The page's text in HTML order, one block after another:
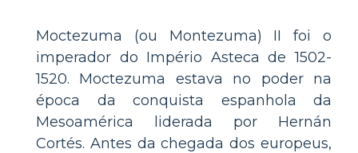
Moctezuma (ou Montezuma) II foi o
imperador do Império Asteca de 1502-
1520. Moctezuma estava no poder na
época da conquista espanhola da
Mesoamérica liderada por Hernán
Cortés. Antes da chegada dos europeus,